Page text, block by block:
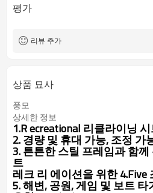
평가
리뷰 추가
상품 묘사
풍모
상세한 정보
1.Recreational 리클라이닝
2. 경량 및 휴대 가능, 조정 가
3. 튼튼한 스틸 프레임과 함
트
레크 리 에이션을위한4.Five
5. 해변, 공원, 게임 및 보트 타